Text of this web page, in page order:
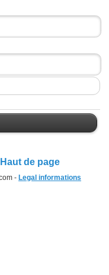
Haut de page
- Legal informations